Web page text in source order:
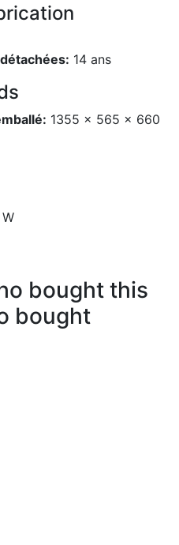
14 ans
1355 x 565 x 660
bought this
bought